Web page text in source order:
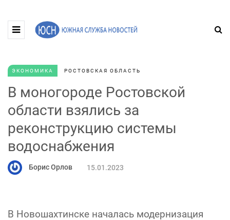
ЭКОНОМИКА РОСТОВСКАЯ ОБЛАСТЬ
В моногороде Ростовской
области взялись за
реконструкцию системы
водоснабжения
Борис Орлов 15.01.2023
В Новошахтинске началась модернизация